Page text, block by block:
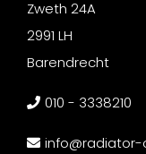
Zweth 24A
2991 LH
Barendrecht
010 - 3338210
info@radiator-